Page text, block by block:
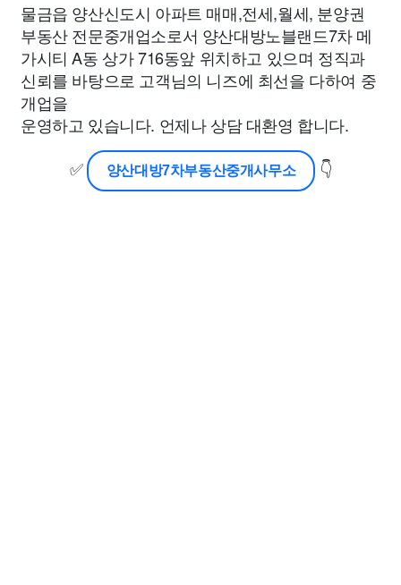
물금읍 양산신도시 아파트 매매,전세,월세, 분양권
부동산 전문중개업소로서 양산대방노블랜드7차 메
가시티 A동 상가 716동앞 위치하고 있으며 정직과
신뢰를 바탕으로 고객님의 니즈에 최선을 다하여 중
개업을
운영하고 있습니다. 언제나 상담 대환영 합니다.
✅
양산대방7차부동산중개사무소 👇